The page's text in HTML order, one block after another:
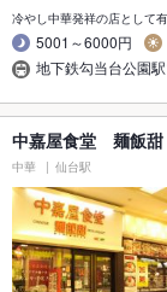
冷やし中華発祥の店として
5001～6000円
地下鉄勾当台公園
中嘉屋食堂 麺飯甜
中華 仙台駅